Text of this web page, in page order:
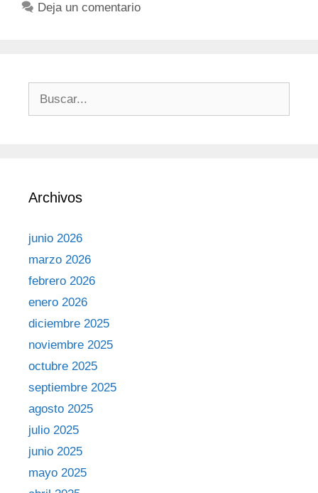
Deja un comentario
Archivos
junio 2026
marzo 2026
febrero 2026
enero 2026
diciembre 2025
noviembre 2025
octubre 2025
septiembre 2025
agosto 2025
julio 2025
junio 2025
mayo 2025